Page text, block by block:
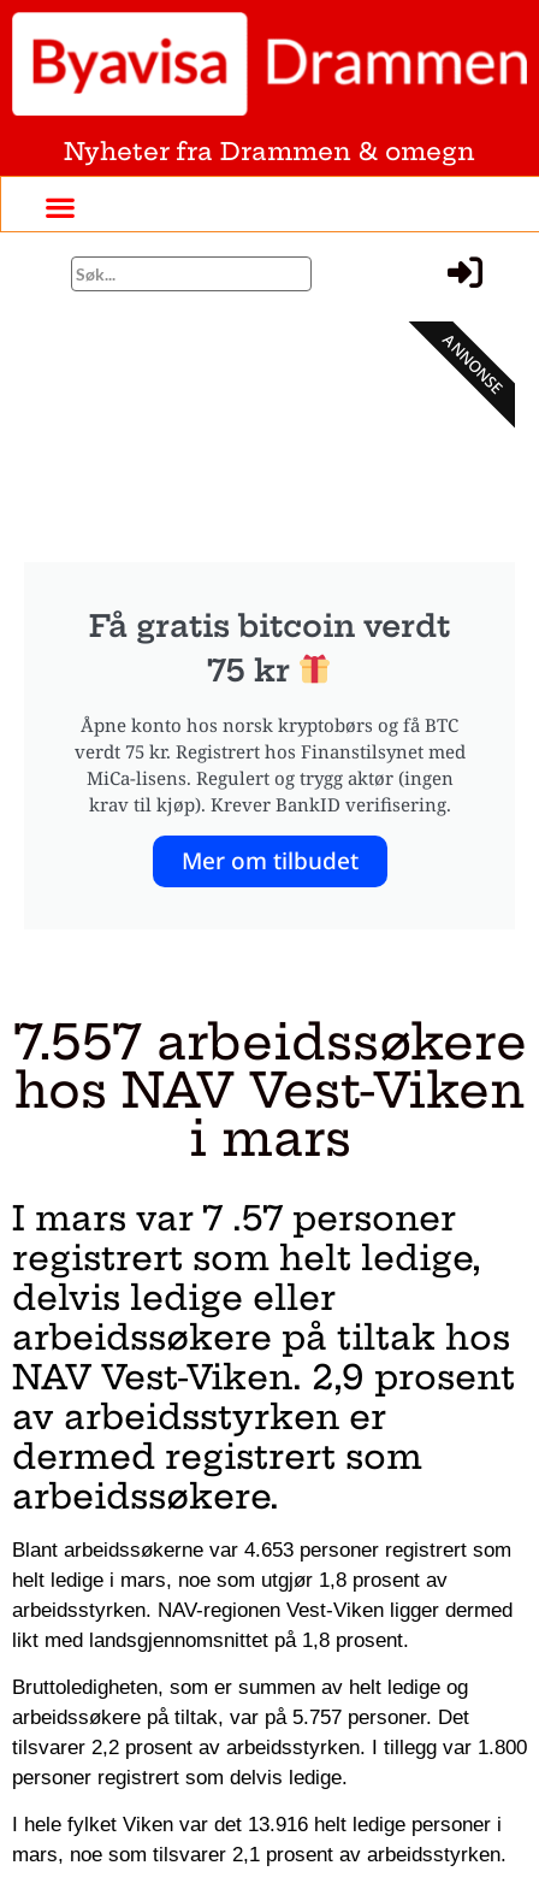
Nyheter fra Drammen & omegn
Få gratis bitcoin verdt
75 kr
Åpne konto hos norsk kryptobørs og få BTC
verdt 75 kr. Registrert hos Finanstilsynet med
MiCa-lisens. Regulert og trygg aktør (ingen
krav til kjøp). Krever BankID verifisering.
Mer om tilbudet
ANNONSE
7.557 arbeidssøkere
hos NAV Vest-Viken
i mars
I mars var 7 .57 personer
registrert som helt ledige,
delvis ledige eller
arbeidssøkere på tiltak hos
NAV Vest-Viken. 2,9 prosent
av arbeidsstyrken er
dermed registrert som
arbeidssøkere.
Blant arbeidssøkerne var 4.653 personer registrert som
helt ledige i mars, noe som utgjør 1,8 prosent av
arbeidsstyrken. NAV-regionen Vest-Viken ligger dermed
likt med landsgjennomsnittet på 1,8 prosent.
Bruttoledigheten, som er summen av helt ledige og
arbeidssøkere på tiltak, var på 5.757 personer. Det
tilsvarer 2,2 prosent av arbeidsstyrken. I tillegg var 1.800
personer registrert som delvis ledige.
I hele fylket Viken var det 13.916 helt ledige personer i
mars, noe som tilsvarer 2,1 prosent av arbeidsstyrken.